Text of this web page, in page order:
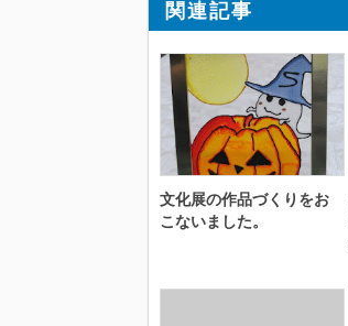
関連記事
文化展の作品づくりをお
こないました。